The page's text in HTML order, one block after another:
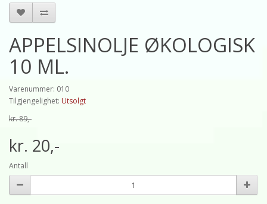
APPELSINOLJE ØKOLOGISK
10 ML.
Varenummer: 010
Tilgjengelighet: Utsolgt
kr. 89,-
kr. 20,-
Antall